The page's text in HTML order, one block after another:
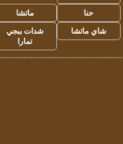
حنا
ماتشا
شاي ماتشا
شدات ببجي
تمارا